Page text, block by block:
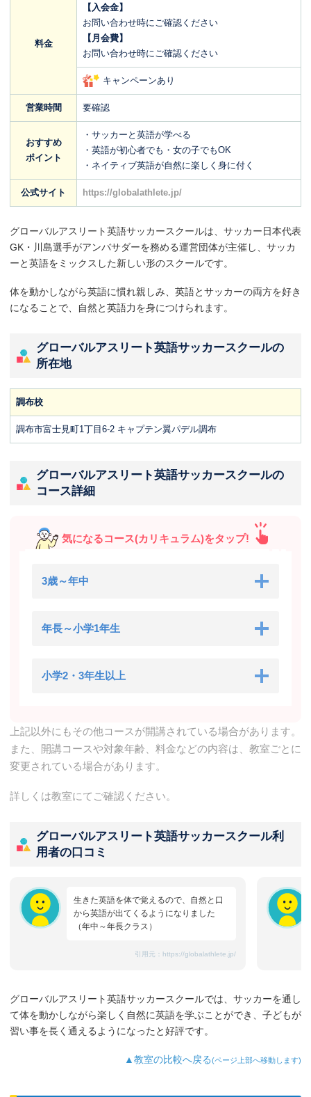
料金
【入会金】
お問い合わせ時にご確認ください
【月会費】
お問い合わせ時にご確認ください
キャンペーンあり
営業時間 要確認
おすすめ
ポイント
・サッカーと英語が学べる
・英語が初心者でも・女の子でもOK
・ネイティブ英語が自然に楽しく身に付く
公式サイト https://globalathlete.jp/
グローバルアスリート英語サッカースクールは、サッカー日本代表
GK・川島選手がアンバサダーを務める運営団体が主催し、サッカ
ーと英語をミックスした新しい形のスクールです。
体を動かしながら英語に慣れ親しみ、英語とサッカーの両方を好き
になることで、自然と英語力を身につけられます。
グローバルアスリート英語サッカースクールの
所在地
調布校
調布市富士見町1丁目6-2 キャプテン翼パデル調布
グローバルアスリート英語サッカースクールの
コース詳細
気になるコース(カリキュラム)をタップ!
3歳～年中
年長～小学1年生
小学2・3年生以上
上記以外にもその他コースが開講されている場合があります。
また、開講コースや対象年齢、料金などの内容は、教室ごとに
変更されている場合があります。
詳しくは教室にてご確認ください。
グローバルアスリート英語サッカースクール利
用者の口コミ
生きた英語を体で覚えるので、自然と口
から英語が出てくるようになりました
（年中～年長クラス）
引用元： https://globalathlete.jp/
グローバルアスリート英語サッカースクールでは、サッカーを通し
て体を動かしながら楽しく自然に英語を学ぶことができ、子どもが
習い事を長く通えるようになったと好評です。
▲教室の比較へ戻る(ページ上部へ移動します)